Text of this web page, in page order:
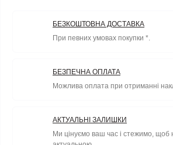
БЕЗКОШТОВНА ДОСТАВКА
При певних умовах покупки *.
БЕЗПЕЧНА ОПЛАТА
Можлива оплата при отриманні
АКТУАЛЬНІ ЗАЛИШКИ
Ми цінуємо ваш час і стежимо, щоб